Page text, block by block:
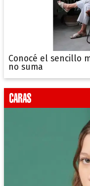
Conocé el sencillo
no suma